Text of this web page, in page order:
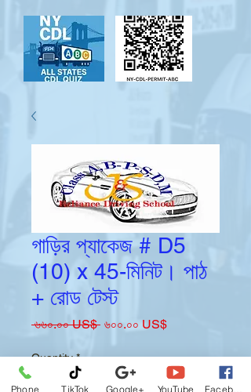
গাড়ির প্যাকেজ # D5
(10) x 45-মিনিট। পাঠ
+ রোড টেস্ট
৬৬০.০০ US$ Regular
৬০০.০০ US$Sale
Quantity *
Phone TikTok Google+ YouTube